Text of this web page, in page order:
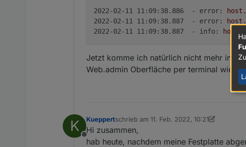
2022-02-11 11:09:38.886  - error:
2022-02-11 11:09:38.887  - error:
2022-02-11 11:09:38.887  - info:
Jetzt komme ich natürlich nicht mehr in
Web.admin Oberfläche per terminal
K
Offline
Kueppertschrieb am 11. Feb. 2022, 10:21
zuletzt editiert von Kueppert2. Nov. 2022,
Hi zusammen,
hab heute, nachdem meine Festplatte